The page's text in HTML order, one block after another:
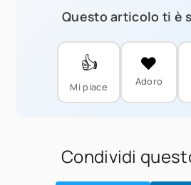
Questo articolo ti è
👍
Mi piace
❤️
Adoro
Condividi